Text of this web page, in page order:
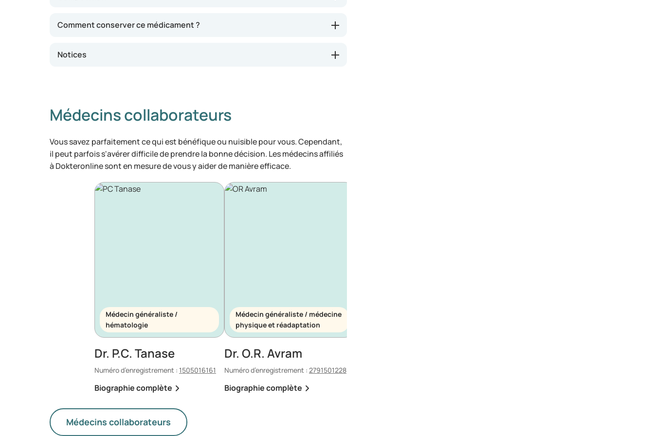
Comment conserver ce médicament ?
Notices
Médecins collaborateurs
Vous savez parfaitement ce qui est bénéfique ou nuisible pour vous. Cependant,
il peut parfois s'avérer difficile de prendre la bonne décision. Les médecins affiliés
à Dokteronline sont en mesure de vous y aider de manière efficace.
Médecin généraliste /
hématologie
Dr. P.C. Tanase
Numéro d’enregistrement : 1505016161
Biographie complète
Médecin généraliste / médecine
physique et réadaptation
Dr. O.R. Avram
Numéro d’enregistrement : 2791501228
Biographie complète
Médecins collaborateurs